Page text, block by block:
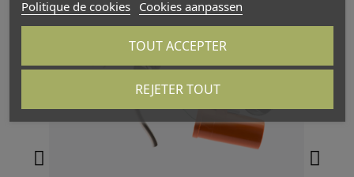
Politique de cookies Cookies aanpassen
REJETER TOUT
TOUT ACCEPTER